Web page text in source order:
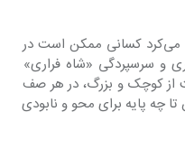
دکتر مصدق در این جریان شاید گمان می‌کرد کسانی ممکن است در
و سرسپردگی «شاه فراری»
عامه ملت از کوچک و بزرگ، در هر صف
چه پایه برای محو و نابودی